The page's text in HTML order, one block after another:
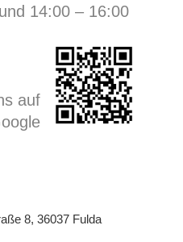
14:00 – 16:00
auf
8, 36037 Fulda